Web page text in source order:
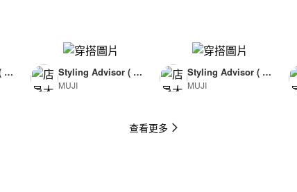
查看更多
F
Styling Advisor ( F
or Man )
MUJI
Styling Advisor ( F
or Man )
MUJI